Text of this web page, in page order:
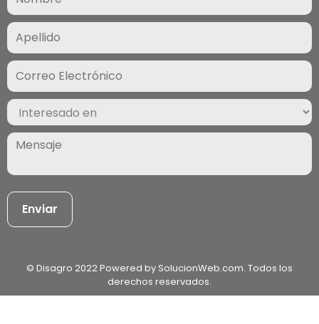
(Required)
Correo
Electrónico
(Required)
Interesado
en
(Required)
Mensaje
(Required)
© Disagro 2022 Powered by SolucionWeb.com. Todos los
derechos reservados.